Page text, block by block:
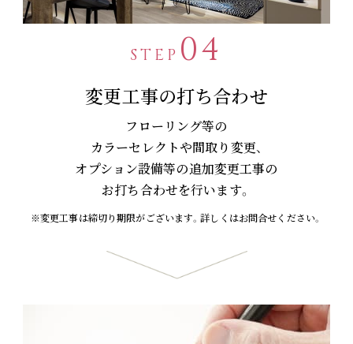
STEP 04
変更工事の打ち合わせ
フローリング等の
カラーセレクトや間取り変更、
オプション設備等の追加変更工事の
お打ち合わせを行います。
※変更工事は締切り期限がございます。詳しくはお問合せください。